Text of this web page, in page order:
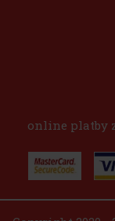
online platby